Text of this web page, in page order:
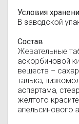
Условия
В заводской
Состав
Жевательные
аскорбиновой
веществ –
талька,
аспартама,
желтого
апельсинового